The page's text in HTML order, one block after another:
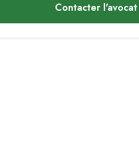
Contacter l'avocat